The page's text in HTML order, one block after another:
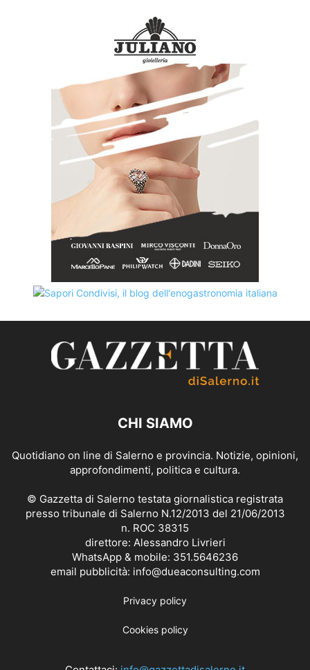
CHI SIAMO
Quotidiano on line di Salerno e provincia. Notizie, opinioni,
approfondimenti, politica e cultura.
© Gazzetta di Salerno testata giornalistica registrata
presso tribunale di Salerno N.12/2013 del 21/06/2013
n. ROC 38315
direttore: Alessandro Livrieri
WhatsApp & mobile: 351.5646236
email pubblicità: info@dueaconsulting.com
Privacy policy
Cookies policy